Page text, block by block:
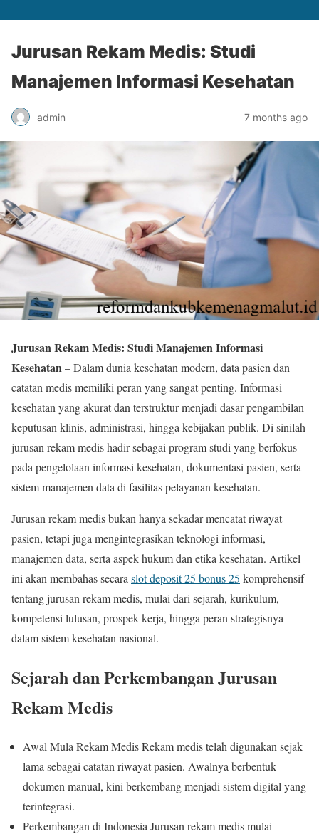
Jurusan Rekam Medis: Studi
Manajemen Informasi Kesehatan
admin 7 months ago
Jurusan Rekam Medis: Studi Manajemen Informasi
Kesehatan– Dalam dunia kesehatan modern, data pasien dan
catatan medis memiliki peran yang sangat penting. Informasi
kesehatan yang akurat dan terstruktur menjadi dasar pengambilan
keputusan klinis, administrasi, hingga kebijakan publik. Di sinilah
jurusan rekam medis hadir sebagai program studi yang berfokus
pada pengelolaan informasi kesehatan, dokumentasi pasien, serta
sistem manajemen data di fasilitas pelayanan kesehatan.
Jurusan rekam medis bukan hanya sekadar mencatat riwayat
pasien, tetapi juga mengintegrasikan teknologi informasi,
manajemen data, serta aspek hukum dan etika kesehatan. Artikel
ini akan membahas secara slot deposit 25 bonus 25 komprehensif
tentang jurusan rekam medis, mulai dari sejarah, kurikulum,
kompetensi lulusan, prospek kerja, hingga peran strategisnya
dalam sistem kesehatan nasional.
Sejarah dan Perkembangan Jurusan
Rekam Medis
Awal Mula Rekam Medis Rekam medis telah digunakan sejak
lama sebagai catatan riwayat pasien. Awalnya berbentuk
dokumen manual, kini berkembang menjadi sistem digital yang
terintegrasi.
Perkembangan di Indonesia Jurusan rekam medis mulai